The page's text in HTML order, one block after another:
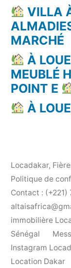
VILLA
MARCHÉ
À
MEUBLÉ
POINT E
À
Locadakar,
Politique de
Contact :
immobilière
Sénégal
Instagram
Location Dakar